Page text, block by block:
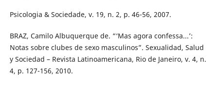
Psicologia & Sociedade, v. 19, n. 2, p. 46-56, 2007.
BRAZ, Camilo Albuquerque de. “‘Mas agora confessa...’:
Notas sobre clubes de sexo masculinos”. Sexualidad, Salud
y Sociedad – Revista Latinoamericana, Rio de Janeiro, v. 4, n.
4, p. 127-156, 2010.